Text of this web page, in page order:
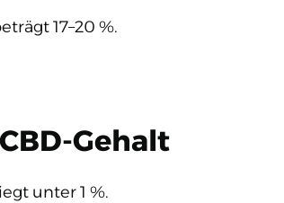
17–20 %.
Gehalt
unter 1 %.